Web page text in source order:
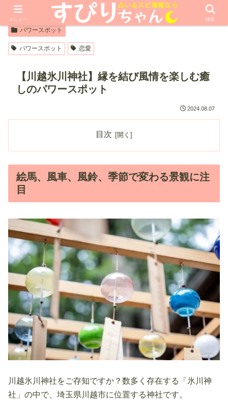
【PR】本ページはプロモーションが含まれています
パワースポット
パワースポット 恋愛
【川越氷川神社】縁を結び風情を楽しむ癒
しのパワースポット
2024.08.07
目次
絵馬、風車、風鈴、季節で変わる景観に注
目
川越氷川神社をご存知ですか？数多く存在する「氷川神
社」の中で、埼玉県川越市に位置する神社です。
メニュー 検索